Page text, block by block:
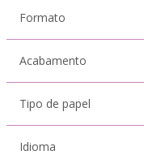
Formato
Acabamento
Tipo de papel
Idioma